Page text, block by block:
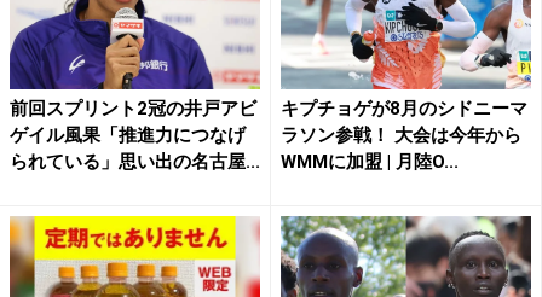
前回スプリント2冠の井戸アビ
ゲイル風果「推進力につなげ
られている」思い出の名古屋...
キプチョゲが8月のシドニーマ
ラソン参戦！ 大会は今年から
WMMに加盟 | 月陸O...